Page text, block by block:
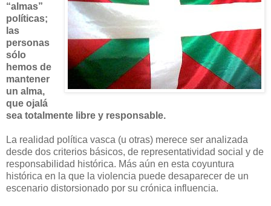
“almas”
políticas;
las
personas
sólo
hemos de
mantener
un alma,
que ojalá
sea totalmente libre y responsable.
La realidad política vasca (u otras) merece ser analizada
desde dos criterios básicos, de representatividad social y de
responsabilidad histórica. Más aún en esta coyuntura
histórica en la que la violencia puede desaparecer de un
escenario distorsionado por su crónica influencia.